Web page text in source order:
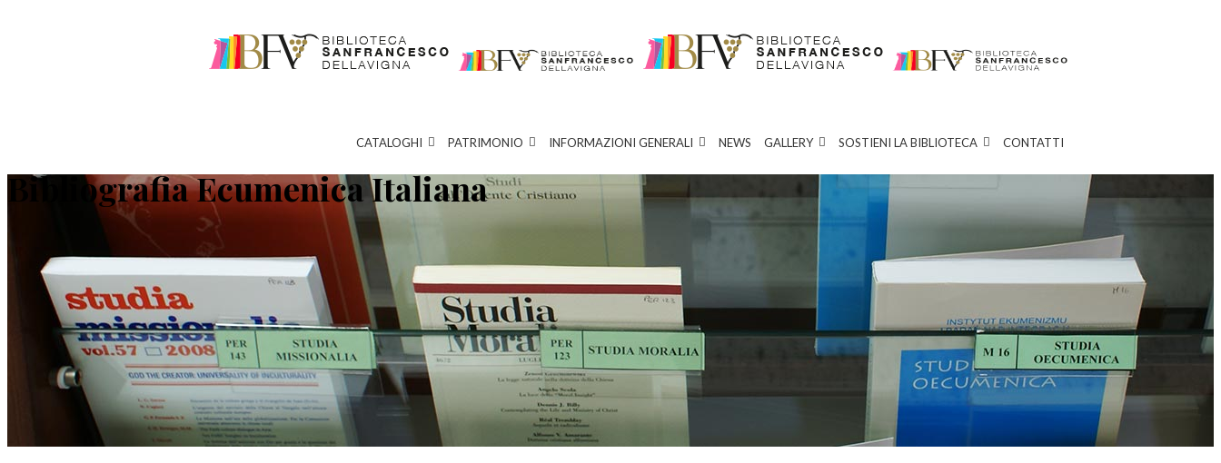
CATALOGHI PATRIMONIO INFORMAZIONI GENERALI NEWS GALLERY SOSTIENI LA BIBLIOTECA CONTATTI
Bibliografia Ecumenica Italiana